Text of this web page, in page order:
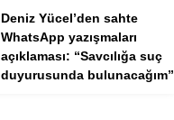
Deniz Yücel’den sahte
WhatsApp yazışmaları
açıklaması: “Savcılığa suç
duyurusunda bulunacağım”